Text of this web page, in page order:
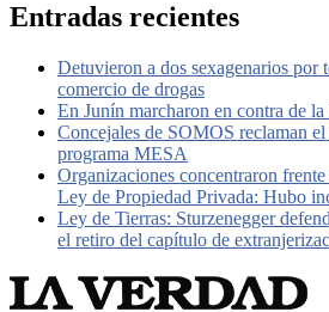
Entradas recientes
Detuvieron a dos sexagenarios por
comercio de drogas
En Junín marcharon en contra de
Concejales de SOMOS reclaman
programa MESA
Organizaciones concentraron
Ley de Propiedad Privada: Hubo
Ley de Tierras: Sturzenegger
el retiro del capítulo de